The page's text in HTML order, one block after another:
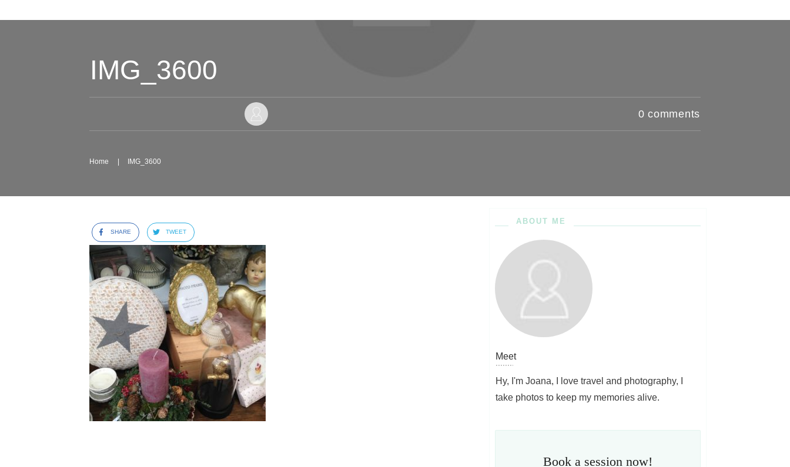
IMG_3600
0 comments
Home IMG_3600
SHARE TWEET
ABOUT ME
Meet
Hy, I'm Joana, I love travel and photography, I
take photos to keep my memories alive.
Book a session now!